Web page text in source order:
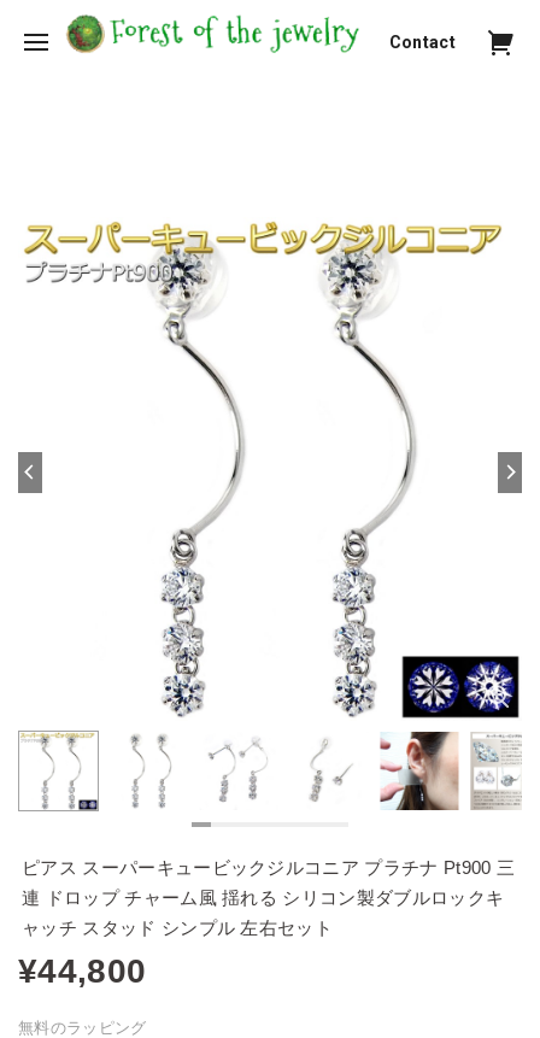
Contact
ピアス スーパーキュービックジルコニア プラチナ Pt900 三
連 ドロップ チャーム風 揺れる シリコン製ダブルロックキ
ャッチ スタッド シンプル 左右セット
¥44,800
無料のラッピング